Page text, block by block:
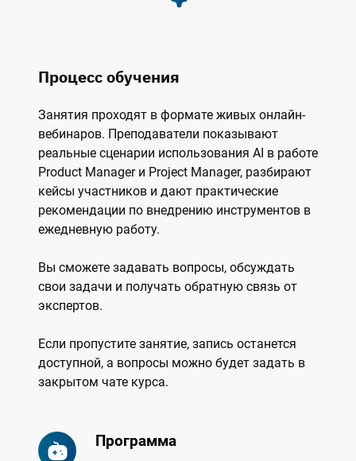
Процесс обучения
Занятия проходят в формате живых онлайн-
вебинаров. Преподаватели показывают
реальные сценарии использования AI в работе
Product Manager и Project Manager, разбирают
кейсы участников и дают практические
рекомендации по внедрению инструментов в
ежедневную работу.
Вы сможете задавать вопросы, обсуждать
свои задачи и получать обратную связь от
экспертов.
Если пропустите занятие, запись останется
доступной, а вопросы можно будет задать в
закрытом чате курса.
Программа